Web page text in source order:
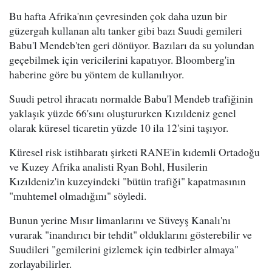
Bu hafta Afrika'nın çevresinden çok daha uzun bir
güzergah kullanan altı tanker gibi bazı Suudi gemileri
Babu'l Mendeb'ten geri dönüyor. Bazıları da su yolundan
geçebilmek için vericilerini kapatıyor. Bloomberg'in
haberine göre bu yöntem de kullanılıyor.
Suudi petrol ihracatı normalde Babu'l Mendeb trafiğinin
yaklaşık yüzde 66'sını oluştururken Kızıldeniz genel
olarak küresel ticaretin yüzde 10 ila 12'sini taşıyor.
Küresel risk istihbaratı şirketi RANE'in kıdemli Ortadoğu
ve Kuzey Afrika analisti Ryan Bohl, Husilerin
Kızıldeniz'in kuzeyindeki "bütün trafiği" kapatmasının
"muhtemel olmadığını" söyledi.
Bunun yerine Mısır limanlarını ve Süveyş Kanalı'nı
vurarak "inandırıcı bir tehdit" olduklarını gösterebilir ve
Suudileri "gemilerini gizlemek için tedbirler almaya"
zorlayabilirler.